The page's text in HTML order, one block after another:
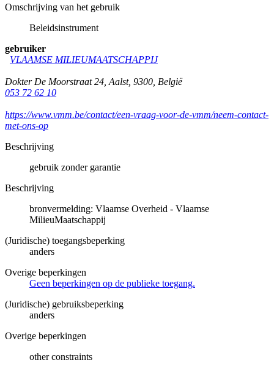
Omschrijving van het gebruik
Beleidsinstrument
gebruiker
VLAAMSE MILIEUMAATSCHAPPIJ
Dokter De Moorstraat 24 Aalst, 9300 België
053 72 62 10
https://www.vmm.be/contact/een-vraag-voor-de-vmm/neem-contact-
met-ons-op
Beschrijving
gebruik zonder garantie
Beschrijving
bronvermelding: Vlaamse Overheid - Vlaamse
MilieuMaatschappij
(Juridische) toegangsbeperking
anders
Overige beperkingen
Geen beperkingen op de publieke toegang.
(Juridische) gebruiksbeperking
anders
Overige beperkingen
other constraints